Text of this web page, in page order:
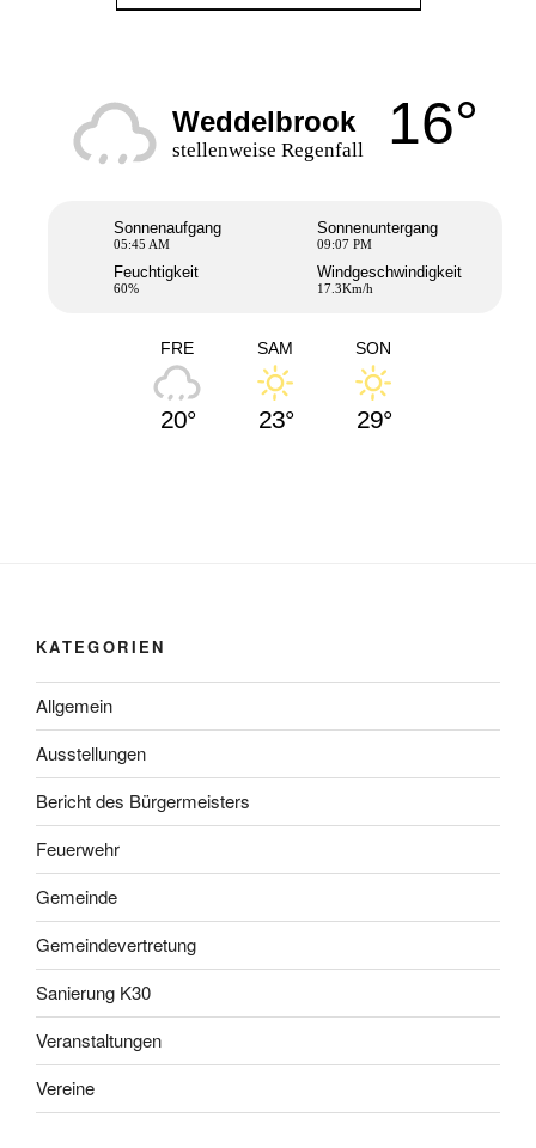
Weddelbrook
stellenweise Regenfall 16°
Sonnenaufgang
05:45 AM
Sonnenuntergang
09:07 PM
Feuchtigkeit
60%
Windgeschwindigkeit
17.3Km/h
FRE
20°
SAM
23°
SON
29°
KATEGORIEN
Allgemein
Ausstellungen
Bericht des Bürgermeisters
Feuerwehr
Gemeinde
Gemeindevertretung
Sanierung K30
Veranstaltungen
Vereine